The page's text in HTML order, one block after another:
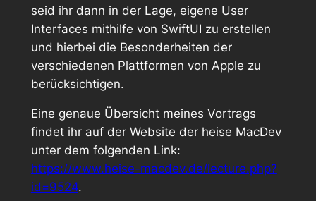
seid ihr dann in der Lage, eigene User
Interfaces mithilfe von SwiftUI zu erstellen
und hierbei die Besonderheiten der
verschiedenen Plattformen von Apple zu
berücksichtigen.
Eine genaue Übersicht meines Vortrags
findet ihr auf der Website der heise MacDev
unter dem folgenden Link:
https://www.heise-macdev.de/lecture.php?
id=9524.